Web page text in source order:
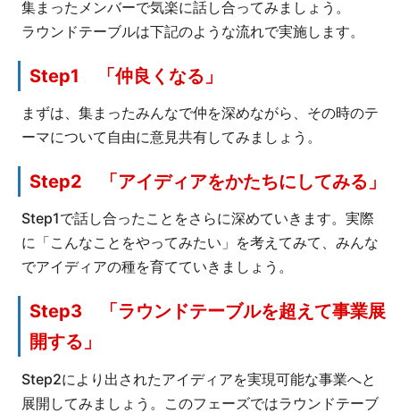
集まったメンバーで気楽に話し合ってみましょう。
ラウンドテーブルは下記のような流れで実施します。
Step1 「仲良くなる」
まずは、集まったみんなで仲を深めながら、その時のテ
ーマについて自由に意見共有してみましょう。
Step2 「アイディアをかたちにしてみる」
Step1で話し合ったことをさらに深めていきます。実際
に「こんなことをやってみたい」を考えてみて、みんな
でアイディアの種を育てていきましょう。
Step3 「ラウンドテーブルを超えて事業展
開する」
Step2により出されたアイディアを実現可能な事業へと
展開してみましょう。このフェーズではラウンドテーブ